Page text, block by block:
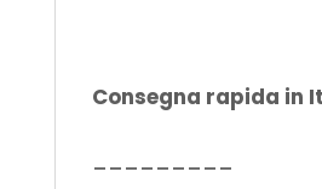
Consegna rapida in